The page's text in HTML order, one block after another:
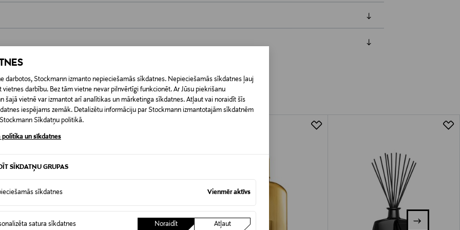
darbotos, Stockmann izmanto nepieciešamās sīkdatnes. Nepieciešamās sīkdatnes ļauj
vietnes darbību. Bez tām vietne nevar pilnvērtīgi funkcionēt. Ar Jūsu piekrišanu
šajā vietnē var izmantot arī analītikas un mārketinga sīkdatnes. Atļaut vai noraidīt šīs
iespējams zemāk. Detalizētu informāciju par Stockmann izmantotajām sīkdatnēm
Sīkdatņu politikā.
politika un sīkdatnes
SĪKDATŅU GRUPAS
sīkdatnes Vienmēr aktīvs
satura sīkdatnes Noraidīt Atļaut
saņemšanas brīža. Atgriešana ir bezmaksas, un par to nav jāpaziņo iepriekš. Veselības un higiēnas